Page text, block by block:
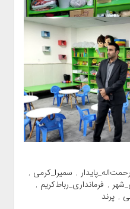
رحمت‌اله_پایدار , سمیرا_کرمی ,
, فرمانداری_رباط‌کریم ,
, پرند